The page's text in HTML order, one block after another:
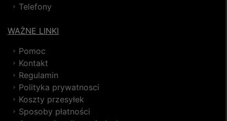
Telefony
WAŻNE LINKI
Pomoc
Kontakt
Regulamin
Polityka prywatnosci
Koszty przesyłek
Sposoby płatności